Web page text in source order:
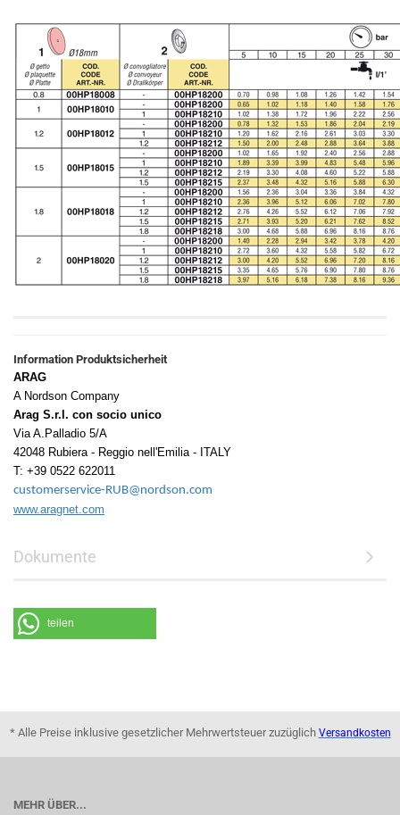
Information Produktsicherheit
ARAG
A Nordson Company
Arag S.r.l. con socio unico
Via A.Palladio 5/A
42048 Rubiera - Reggio nell'Emilia - ITALY
T: +39 0522 622011
customerservice-RUB@nordson.com
www.aragnet.com
Dokumente
teilen
* Alle Preise inklusive gesetzlicher Mehrwertsteuer zuzüglich Versandkosten
MEHR ÜBER...